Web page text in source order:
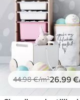
44.98€/m²26 .99€